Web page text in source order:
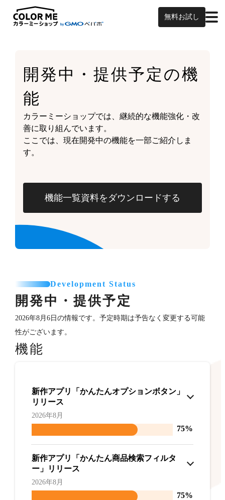
無料お試し
開発中・提供予定の機
能
カラーミーショップでは、継続的な機能強化・改
善に取り組んでいます。
ここでは、現在開発中の機能を一部ご紹介しま
す。
機能一覧資料をダウンロードする
Development Status
開発中・提供予定
2026年8月6日の情報です。予定時期は予告なく変更する可能
性がございます。
機能
新作アプリ「かんたんオプションボタン」
リリース
2026年8月
75%
新作アプリ「かんたん商品検索フィルタ
ー」リリース
2026年8月
75%